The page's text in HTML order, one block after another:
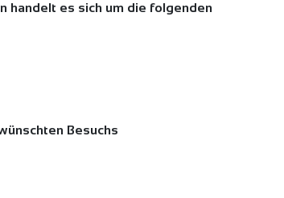
handelt es sich um die folgenden
Besuchs